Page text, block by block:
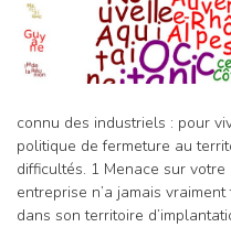
connu des industriels : pour
politique de fermeture au
difficultés. 1 Menace sur
entreprise n’a jamais
dans son territoire